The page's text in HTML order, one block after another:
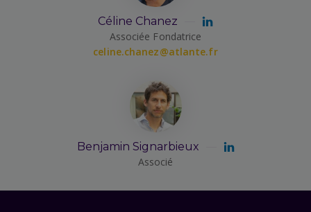
Céline Chanez
Associée Fondatrice
celine.chanez@atlante.fr
Benjamin Signarbieux
Associé